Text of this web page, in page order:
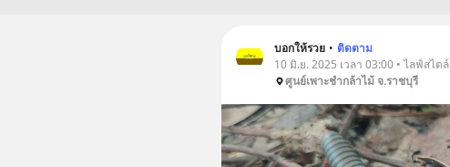
บอกให้รวย • ติดตาม
10 มิ.ย. 2025 เวลา 03:00 • ไลฟ์สไตล์
ศูนย์เพาะชำกล้าไม้ จ.ราชบุรี